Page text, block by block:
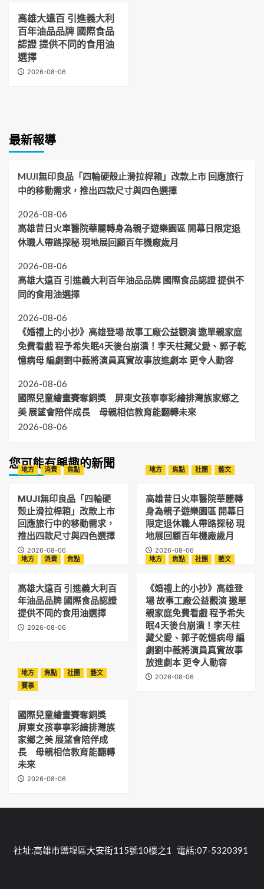
高雄大遠百 引進義大利
百年油品品牌 國際食品
認證 提供不同的食用油
選擇
2026-08-06
最新報導
MUJI無印良品「四輪硬殼止滑拉桿箱」改款上市 回應旅行
中的移動需求，推出四款尺寸與四色選擇
2026-08-06
高雄昔日火車醫院華麗轉身為親子遊樂園區 開幕日限定退
休職人帶路探秘 現地展回顧百年機廠歲月
2026-08-06
高雄大遠百 引進義大利百年油品品牌 國際食品認證 提供不
同的食用油選擇
2026-08-06
《婚禮上的小抄》高雄登場 故事工廠公益觀演 邀單親家庭
免費看戲 程予希失眠4天後台崩潰！李天柱藏父愛、郭子乾
憶病母 編劇劉中薇將演員真實故事放進劇本 更令人動容
2026-08-06
國際兒童繪畫賽奪銅獎 屏東女孩寧寧彩繪排灣族家鄉之
美 展望會陪伴成長 母親相信教育能翻轉未來
2026-08-06
您可能有興趣的新聞
地方 消費 焦點
MUJI無印良品「四輪硬
殼止滑拉桿箱」改款上市
回應旅行中的移動需求，
推出四款尺寸與四色選擇
2026-08-06
地方 焦點 社團 藝文
高雄昔日火車醫院華麗轉
身為親子遊樂園區 開幕日
限定退休職人帶路探秘 現
地展回顧百年機廠歲月
2026-08-06
地方
消費 焦點
高雄大遠百 引進義大利百
年油品品牌 國際食品認證
提供不同的食用油選擇
2026-08-06
地方 焦點 社團 藝文
《婚禮上的小抄》高雄登
場 故事工廠公益觀演 邀單
親家庭免費看戲 程予希失
眠4天後台崩潰！李天柱
藏父愛、郭子乾憶病母 編
劇劉中薇將演員真實故事
放進劇本 更令人動容
2026-08-06
地方 焦點 社團
藝文
賽事
國際兒童繪畫賽奪銅獎
屏東女孩寧寧彩繪排灣族
家鄉之美 展望會陪伴成
長 母親相信教育能翻轉
未來
2026-08-06
社址:高雄市鹽埕區大安街115號10樓之1 電話:07-5320391